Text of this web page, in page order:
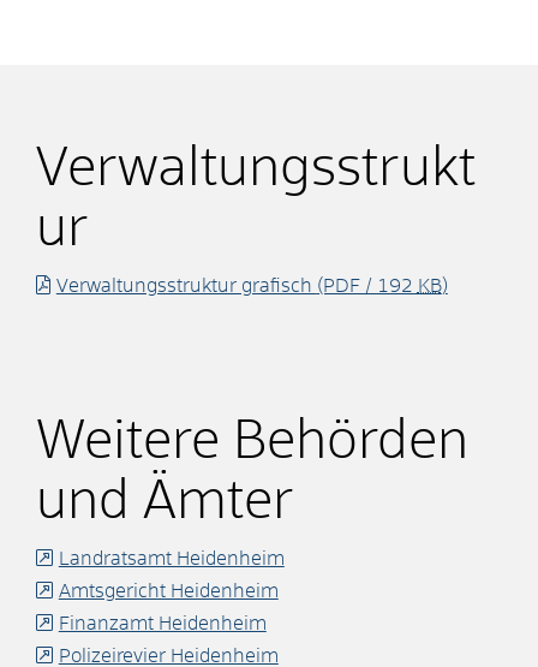
Verwaltungsstrukt
ur
Verwaltungsstruktur grafisch (PDF / 192 KB)
Weitere Behörden
und Ämter
Landratsamt Heidenheim
Amtsgericht Heidenheim
Finanzamt Heidenheim
Polizeirevier Heidenheim